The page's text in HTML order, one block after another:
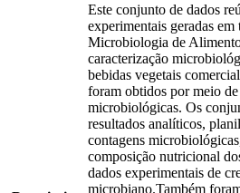
Este conjunto de dados
experimentais geradas em
Microbiologia de
caracterização
bebidas vegetais
foram obtidos por meio
microbiológicas. Os
resultados analíticos,
contagens
composição nutricional
dados experimentais de
microbiano.Também